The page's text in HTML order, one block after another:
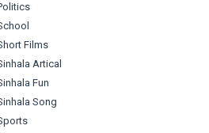
Films
Artical
Fun
Song